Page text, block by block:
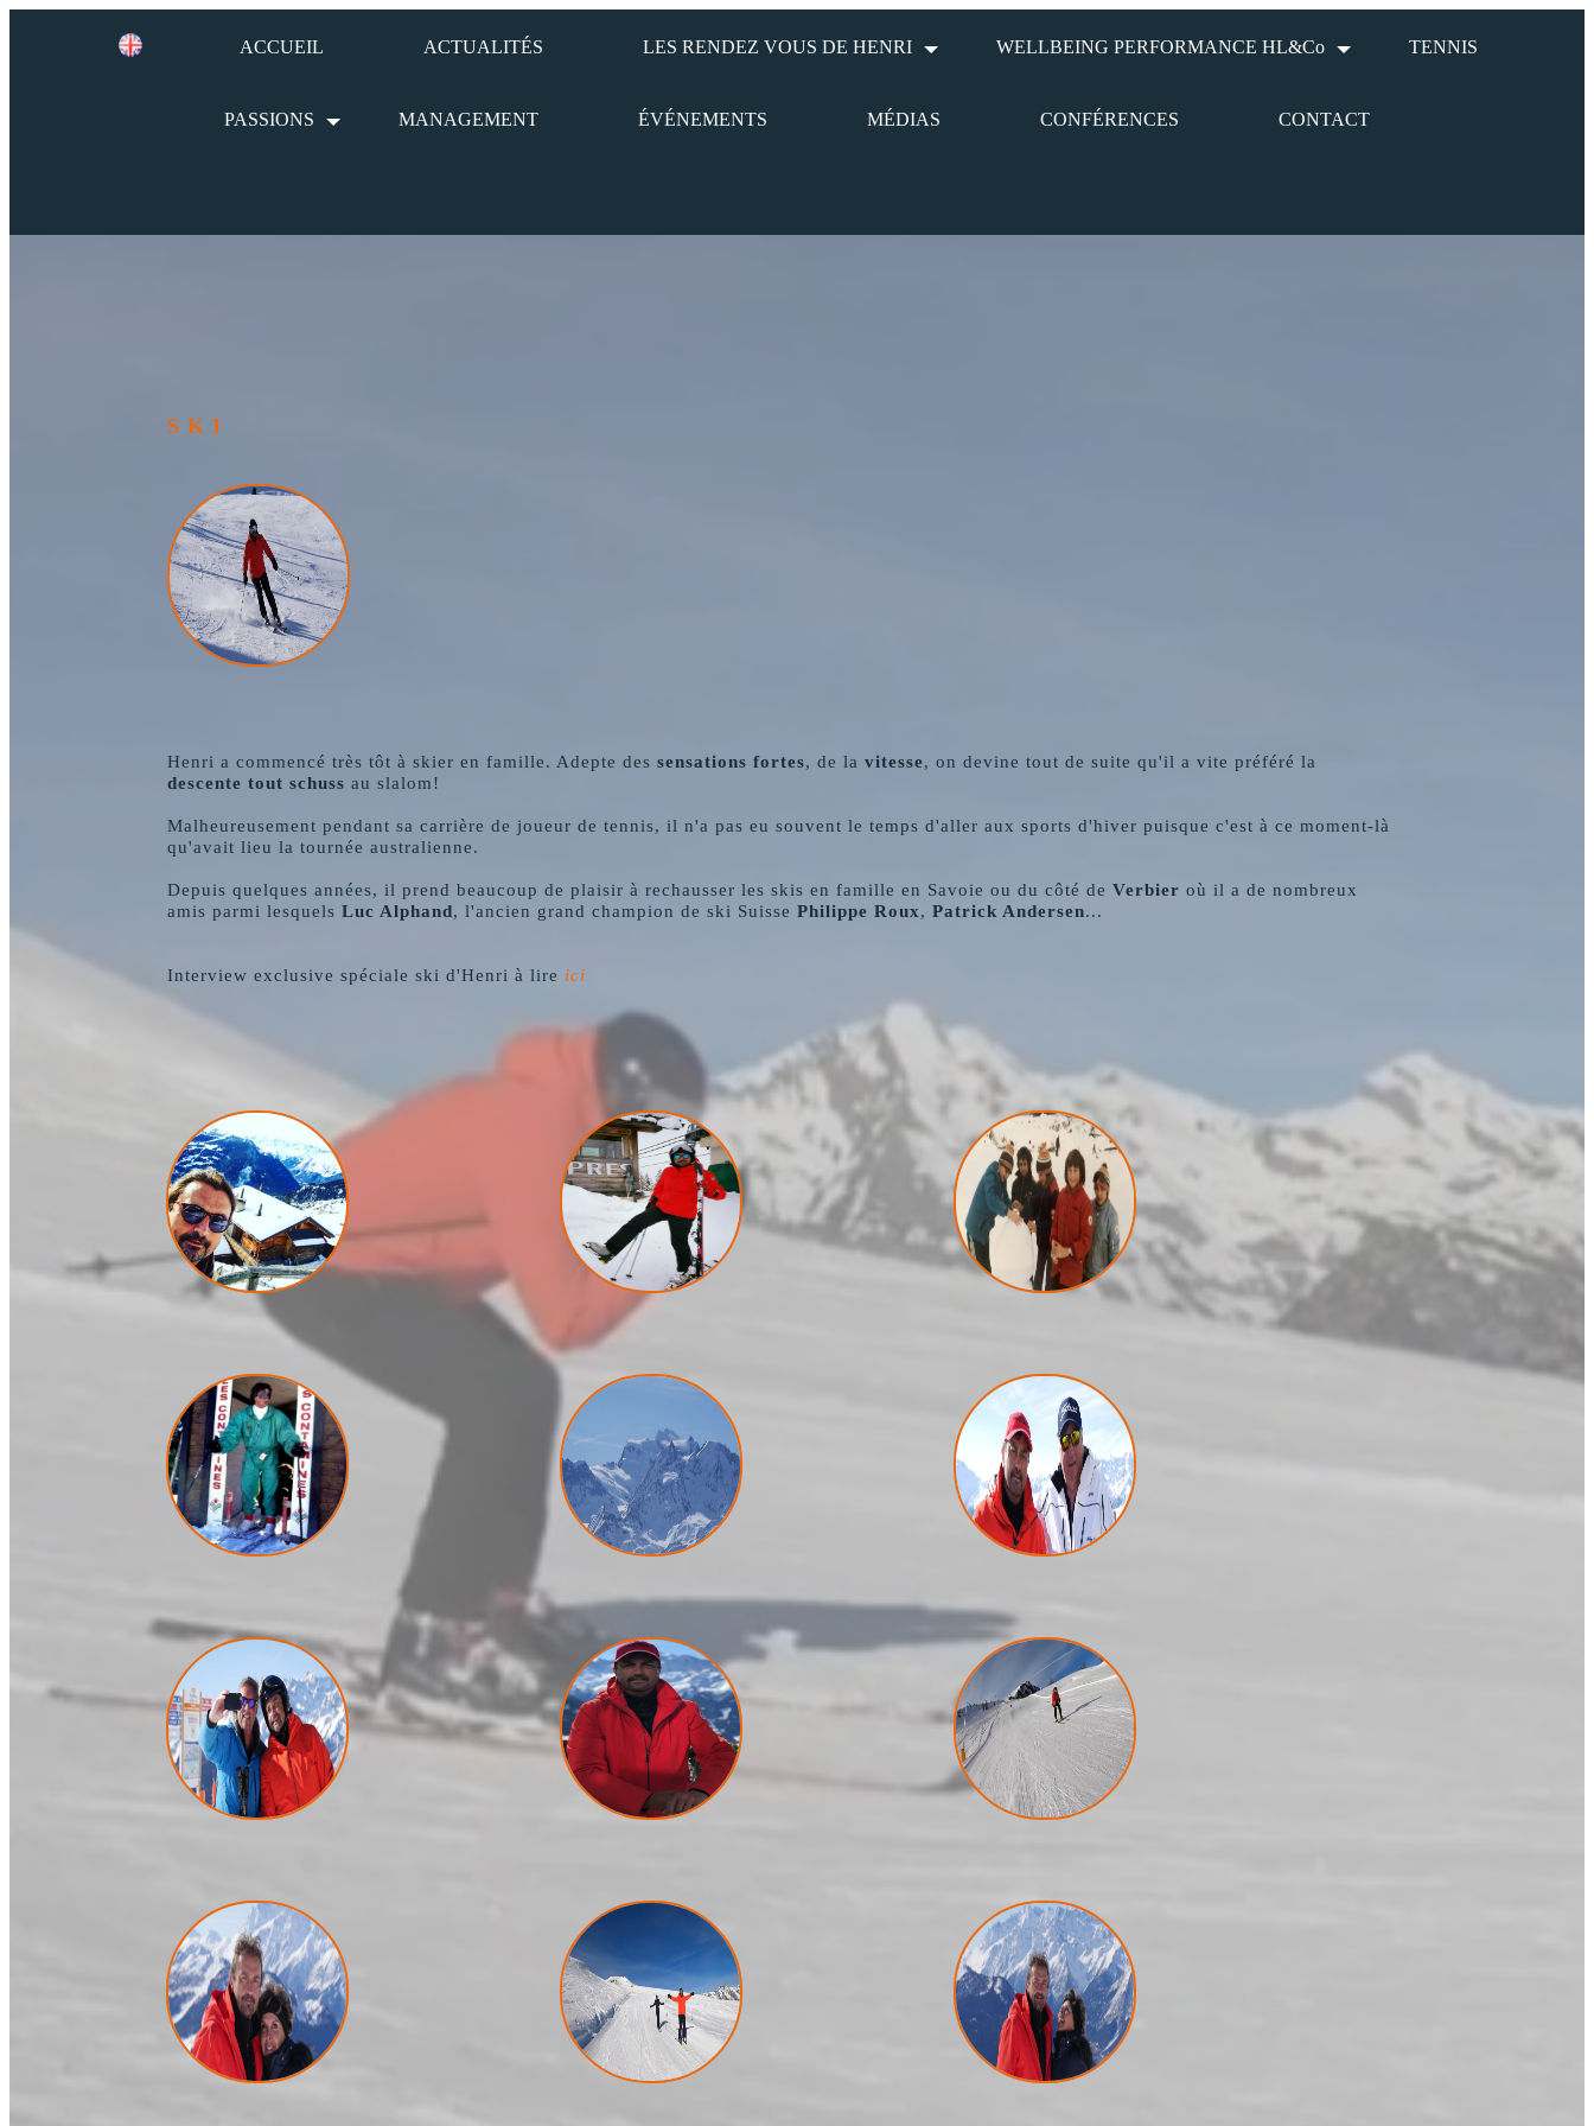
ACCUEIL ACTUALITÉS LES RENDEZ VOUS DE HENRI WELLBEING PERFORMANCE HL&Co TENNIS
PASSIONS MANAGEMENT ÉVÉNEMENTS MÉDIAS CONFÉRENCES CONTACT
SKI
Henri a commencé très tôt à skier en famille. Adepte des sensations fortes, de la vitesse, on devine tout de suite qu'il a vite préféré la
descente tout schuss au slalom!
Malheureusement pendant sa carrière de joueur de tennis, il n'a pas eu souvent le temps d'aller aux sports d'hiver puisque c'est à ce moment-là
qu'avait lieu la tournée australienne.
Depuis quelques années, il prend beaucoup de plaisir à rechausser les skis en famille en Savoie ou du côté de Verbier où il a de nombreux
amis parmi lesquels Luc Alphand, l'ancien grand champion de ski Suisse Philippe Roux, Patrick Andersen...
Interview exclusive spéciale ski d'Henri à lire ici